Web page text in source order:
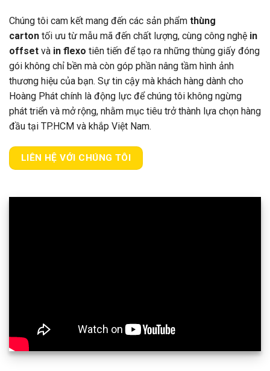
Chúng tôi cam kết mang đến các sản phẩm thùng
carton tối ưu từ mẫu mã đến chất lượng, cùng công nghệ in
offset và in flexo tiên tiến để tạo ra những thùng giấy đóng
gói không chỉ bền mà còn góp phần nâng tầm hình ảnh
thương hiệu của bạn. Sự tin cậy mà khách hàng dành cho
Hoàng Phát chính là động lực để chúng tôi không ngừng
phát triển và mở rộng, nhằm mục tiêu trở thành lựa chọn hàng
đầu tại TP.HCM và khắp Việt Nam.
LIÊN HỆ VỚI CHÚNG TÔI